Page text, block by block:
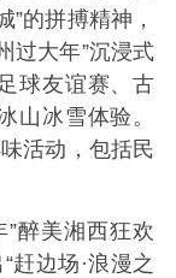
的拼搏精神，
过大年”沉浸式
球友谊赛、古
山冰雪体验。
活动，包括民
醉美湘西狂欢
赶边场·浪漫之